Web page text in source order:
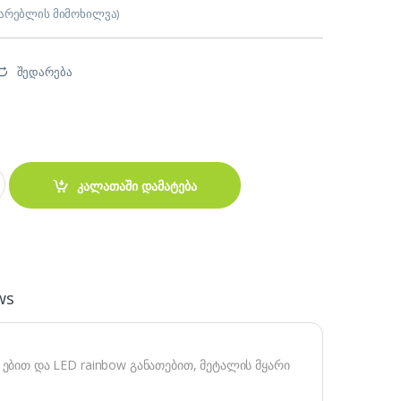
მიმოხილვა)
შედარება
Gaming Keyboard red switch Black/Blue quantity
კალათაში დამატება
და LED rainbow განათებით, მეტალის მყარი